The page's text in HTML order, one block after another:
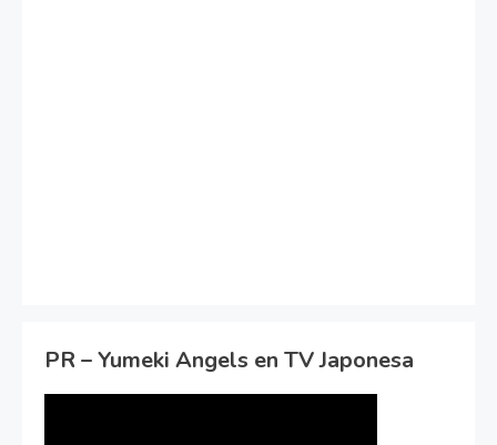
PR – Yumeki Angels en TV Japonesa